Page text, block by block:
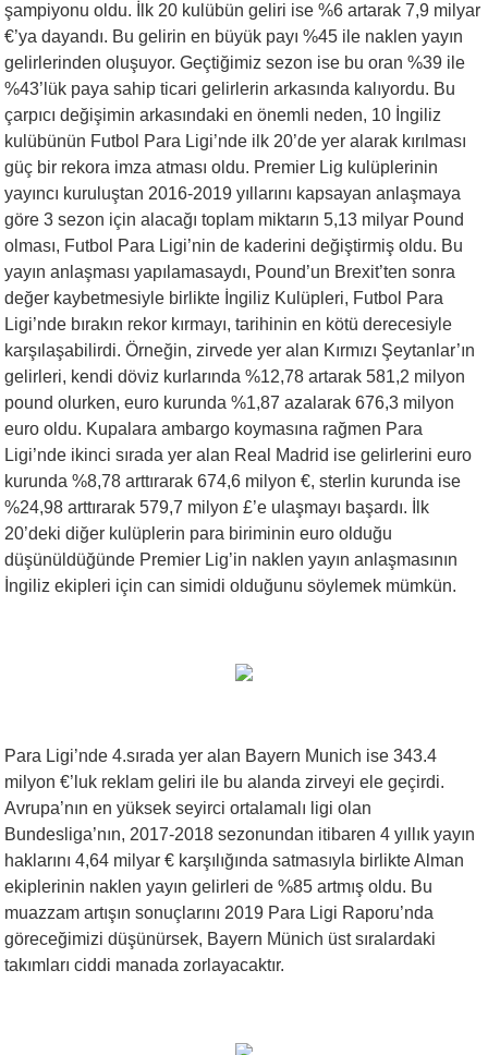
şampiyonu oldu. İlk 20 kulübün geliri ise %6 artarak 7,9 milyar
€’ya dayandı. Bu gelirin en büyük payı %45 ile naklen yayın
gelirlerinden oluşuyor. Geçtiğimiz sezon ise bu oran %39 ile
%43’lük paya sahip ticari gelirlerin arkasında kalıyordu. Bu
çarpıcı değişimin arkasındaki en önemli neden, 10 İngiliz
kulübünün Futbol Para Ligi’nde ilk 20’de yer alarak kırılması
güç bir rekora imza atması oldu. Premier Lig kulüplerinin
yayıncı kuruluştan 2016-2019 yıllarını kapsayan anlaşmaya
göre 3 sezon için alacağı toplam miktarın 5,13 milyar Pound
olması, Futbol Para Ligi’nin de kaderini değiştirmiş oldu. Bu
yayın anlaşması yapılamasaydı, Pound’un Brexit’ten sonra
değer kaybetmesiyle birlikte İngiliz Kulüpleri, Futbol Para
Ligi’nde bırakın rekor kırmayı, tarihinin en kötü derecesiyle
karşılaşabilirdi. Örneğin, zirvede yer alan Kırmızı Şeytanlar’ın
gelirleri, kendi döviz kurlarında %12,78 artarak 581,2 milyon
pound olurken, euro kurunda %1,87 azalarak 676,3 milyon
euro oldu. Kupalara ambargo koymasına rağmen Para
Ligi’nde ikinci sırada yer alan Real Madrid ise gelirlerini euro
kurunda %8,78 arttırarak 674,6 milyon €, sterlin kurunda ise
%24,98 arttırarak 579,7 milyon £’e ulaşmayı başardı. İlk
20’deki diğer kulüplerin para biriminin euro olduğu
düşünüldüğünde Premier Lig’in naklen yayın anlaşmasının
İngiliz ekipleri için can simidi olduğunu söylemek mümkün.
Para Ligi’nde 4.sırada yer alan Bayern Munich ise 343.4
milyon €’luk reklam geliri ile bu alanda zirveyi ele geçirdi.
Avrupa’nın en yüksek seyirci ortalamalı ligi olan
Bundesliga’nın, 2017-2018 sezonundan itibaren 4 yıllık yayın
haklarını 4,64 milyar € karşılığında satmasıyla birlikte Alman
ekiplerinin naklen yayın gelirleri de %85 artmış oldu. Bu
muazzam artışın sonuçlarını 2019 Para Ligi Raporu’nda
göreceğimizi düşünürsek, Bayern Münich üst sıralardaki
takımları ciddi manada zorlayacaktır.